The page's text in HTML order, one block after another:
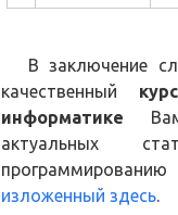
В заключение
качественный
информатике
актуальных
изложенный здесь.